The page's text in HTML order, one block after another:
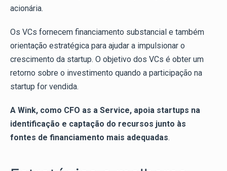
acionária.
Os VCs fornecem financiamento substancial e também
orientação estratégica para ajudar a impulsionar o
crescimento da startup. O objetivo dos VCs é obter um
retorno sobre o investimento quando a participação na
startup for vendida.
A Wink, como CFO as a Service, apoia startups na
identificação e captação do recursos junto às
fontes de financiamento mais adequadas.